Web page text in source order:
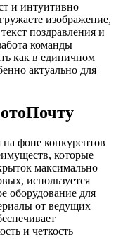
и интуитивно
изображение,
поздравления и
команды
как в единичном
актуально для
фоне конкурентов
которые
максимально
используется
оборудование для
от ведущих
и четкость